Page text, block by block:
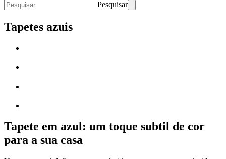
Pesquisar
Tapetes azuis
Tapete em azul: um toque subtil de cor
para a sua casa